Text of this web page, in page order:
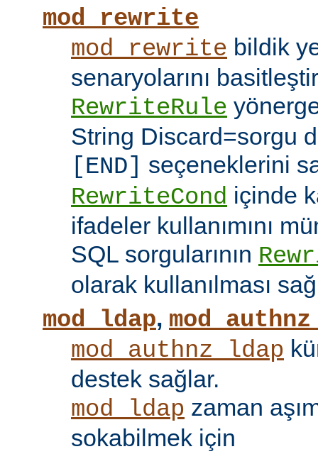
mod_rewrite
mod_rewrite bildik
senaryolarını
RewriteRule
String Discard=sorgu
[END]
seçeneklerini
RewriteCond içinde
ifadeler kullanımını
SQL sorgularının
olarak kullanılması
mod_ldap,
mod_authnz_ldap
destek sağlar.
mod_ldap zaman
sokabilmek için